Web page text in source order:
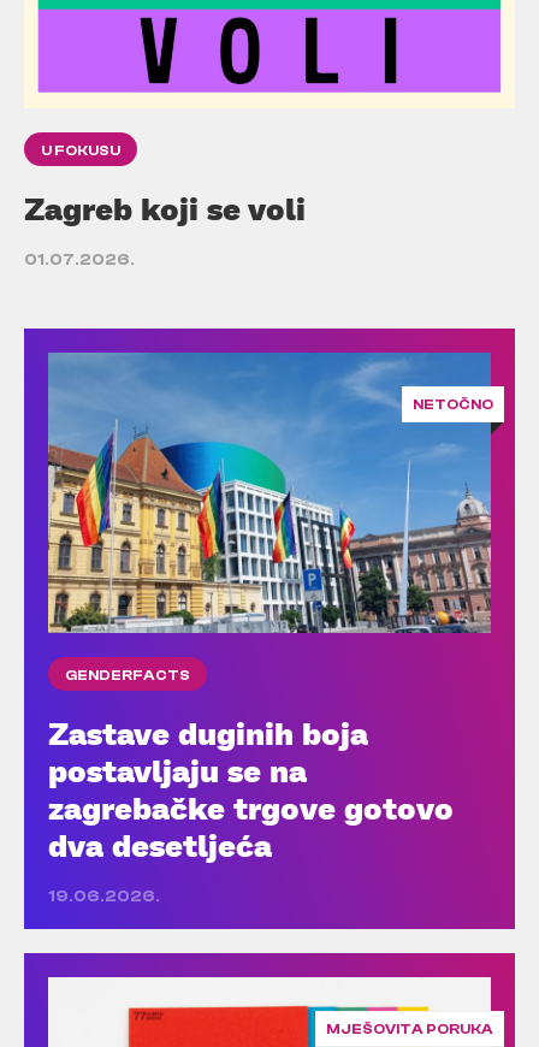
U FOKUSU
Zagreb koji se voli
01.07.2026.
NETOČNO
GENDERFACTS
Zastave duginih boja
postavljaju se na
zagrebačke trgove gotovo
dva desetljeća
19.06.2026.
MJEŠOVITA PORUKA